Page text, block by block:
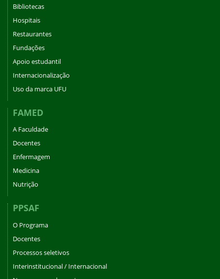
Bibliotecas
Hospitais
Restaurantes
Fundações
Apoio estudantil
Internacionalização
Uso da marca UFU
FAMED
A Faculdade
Docentes
Enfermagem
Medicina
Nutrição
PPSAF
O Programa
Docentes
Processos seletivos
Interinstitucional / Internacional